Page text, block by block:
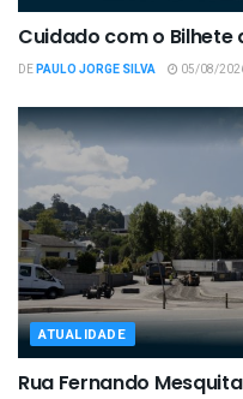
Cuidado com o
DEPAULO JORGE SILVA 05/08/
ATUALIDADE
Rua Fernando